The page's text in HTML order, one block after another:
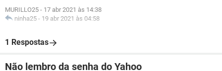
MURILLO25 - 17 abr 2021 às 14:38
ninha25 - 19 abr 2021 às 04:58
1 Respostas
Não lembro da senha do Yahoo